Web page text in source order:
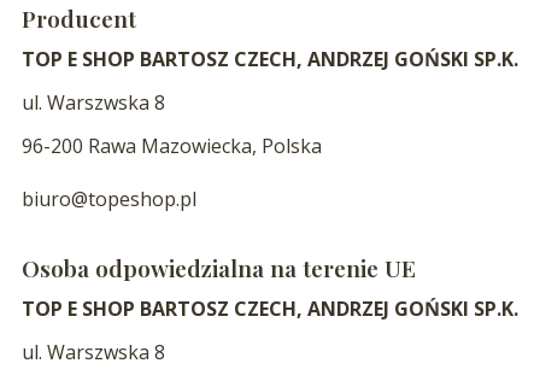
Producent
TOP E SHOP BARTOSZ CZECH, ANDRZEJ GOŃSKI SP.K.
ul. Warszwska 8
96-200 Rawa Mazowiecka, Polska
biuro@topeshop.pl
Osoba odpowiedzialna na terenie UE
TOP E SHOP BARTOSZ CZECH, ANDRZEJ GOŃSKI SP.K.
ul. Warszwska 8